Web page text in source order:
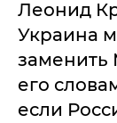
Леонид
Украина
заменить
его
если